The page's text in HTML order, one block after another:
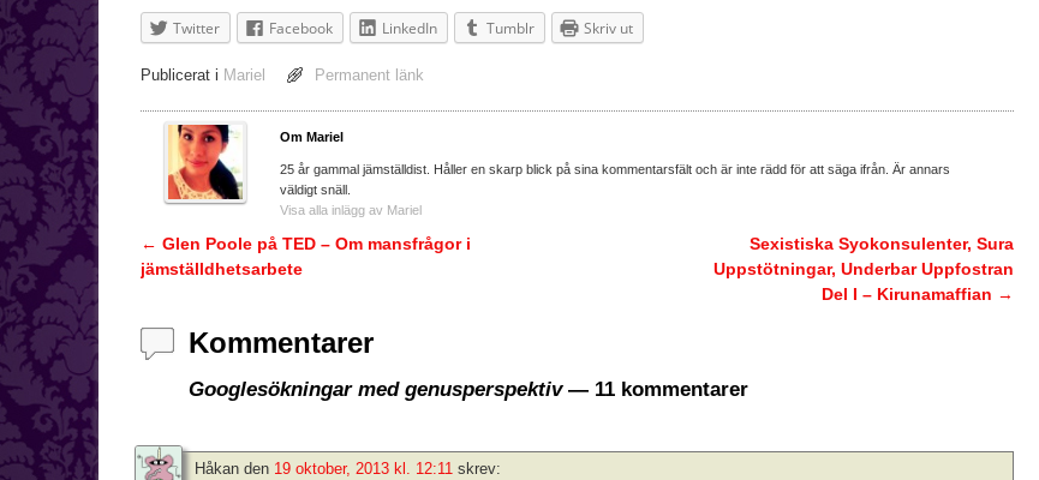
Twitter Facebook LinkedIn Tumblr Skriv ut
Publicerat i Mariel Permanent länk
Om Mariel
25 år gammal jämställdist. Håller en skarp blick på sina kommentarsfält och är inte rädd för att säga ifrån. Är annars
väldigt snäll.
Visa alla inlägg av Mariel
Inläggsnavigering
← Glen Poole på TED – Om mansfrågor i
jämställdhetsarbete
Sexistiska Syokonsulenter, Sura
Uppstötningar, Underbar Uppfostran
Del I – Kirunamaffian →
Kommentarer
Googlesökningar med genusperspektiv— 11 kommentarer
Håkan den 19 oktober, 2013 kl. 12:11 skrev: